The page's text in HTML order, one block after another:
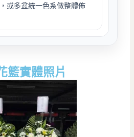
或多盆統一色系做整體佈
籃實體照片